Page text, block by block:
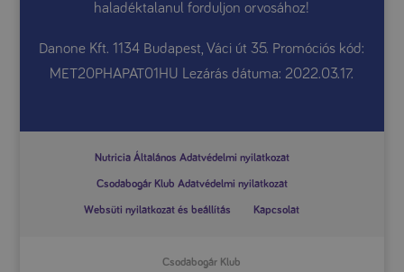
haladéktalanul forduljon orvosához!
Danone Kft. 1134 Budapest, Váci út 35. Promóciós kód:
MET20PHAPAT01HU Lezárás dátuma: 2022.03.17.
Nutricia Általános Adatvédelmi nyilatkozat
Csodabogár Klub Adatvédelmi nyilatkozat
Websüti nyilatkozat és beállítás Kapcsolat
Csodabogár Klub